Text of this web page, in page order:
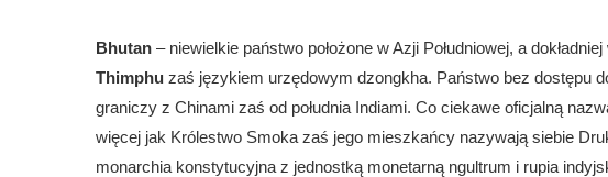
Bhutan – niewielkie państwo położone w Azji Południowej, a
Thimphu zaś językiem urzędowym dzongkha. Państwo bez dostępu
graniczy z Chinami zaś od południa Indiami. Co ciekawe oficjalną
więcej jak Królestwo Smoka zaś jego mieszkańcy nazywają siebie
monarchia konstytucyjna z jednostką monetarną ngultrum i rupia